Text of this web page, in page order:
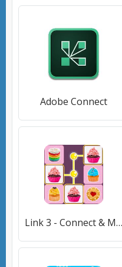
Adobe Connect
Link 3 - Connect & Match